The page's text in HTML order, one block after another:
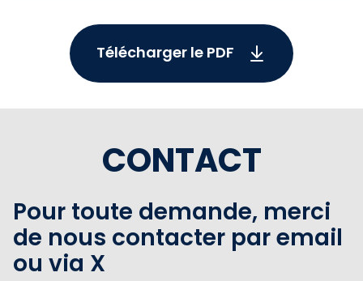
Télécharger le PDF
CONTACT
Pour toute demande, merci
de nous contacter par email
ou via X